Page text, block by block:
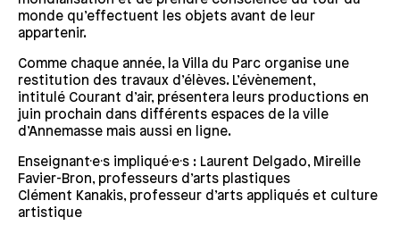
monde qu’effectuent les objets avant de leur
appartenir.
Comme chaque année, la Villa du Parc organise une
restitution des travaux d’élèves. L’évènement,
intitulé Courant d’air, présentera leurs productions en
juin prochain dans différents espaces de la ville
d’Annemasse mais aussi en ligne.
Enseignant·e·s impliqué·e·s : Laurent Delgado, Mireille
Favier-Bron, professeurs d’arts plastiques
Clément Kanakis, professeur d’arts appliqués et culture
artistique